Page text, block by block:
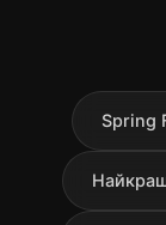
Spring